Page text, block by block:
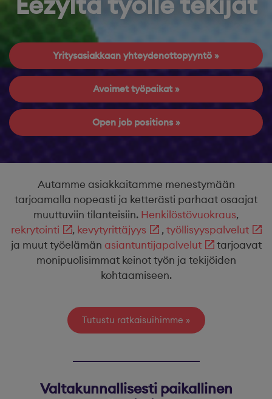
Yritysasiakkaan yhteydenottopyyntö
Avoimet työpaikat
Open job positions
Autamme asiakkaitamme menestymään
tarjoamalla nopeasti ja ketterästi parhaat osaajat
muuttuviin tilanteisiin. Henkilöstövuokraus,
rekrytointi
, kevytyrittäjyys ,työllisyyspalvelut
ja muut työelämän asiantuntijapalvelut
tarjoavat
monipuolisimmat keinot työn ja tekijöiden
kohtaamiseen.
Tutustu ratkaisuihimme
Valtakunnallisesti paikallinen